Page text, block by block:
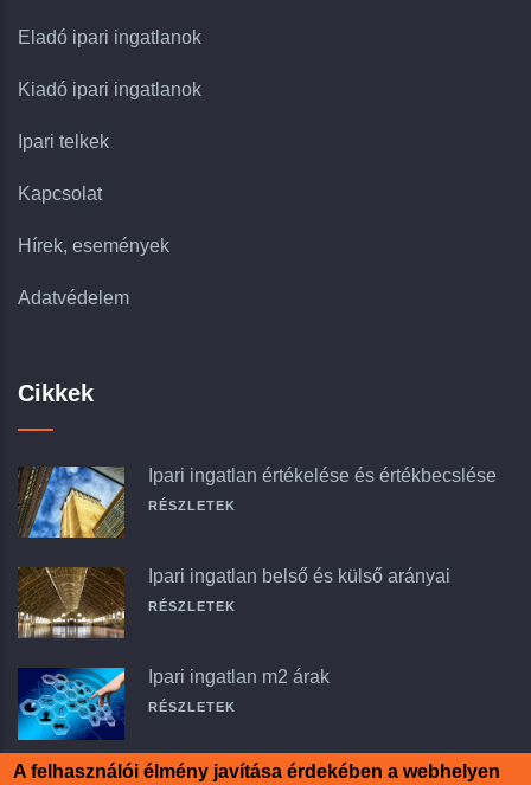
Eladó ipari ingatlanok
Kiadó ipari ingatlanok
Ipari telkek
Kapcsolat
Hírek, események
Adatvédelem
Cikkek
Ipari ingatlan értékelése és értékbecslése
RÉSZLETEK
Ipari ingatlan belső és külső arányai
RÉSZLETEK
Ipari ingatlan m2 árak
RÉSZLETEK
A felhasználói élmény javítása érdekében a webhelyen